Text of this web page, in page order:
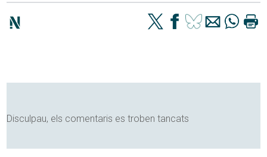
Disculpau, els comentaris es troben tancats